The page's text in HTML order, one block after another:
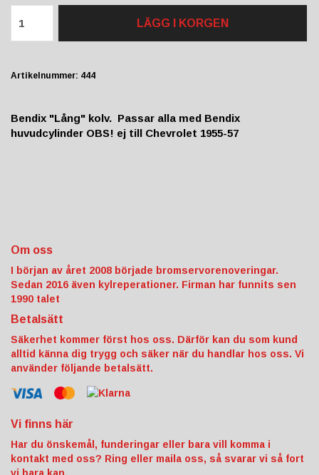
LÄGG I KORGEN
Artikelnummer: 444
Bendix "Lång" kolv. Passar alla med Bendix
huvudcylinder OBS! ej till Chevrolet 1955-57
Om oss
I början av året 2008 började bromservorenoveringar.
Sedan 2016 även kylreperationer. Firman har funnits sen
1990 talet
Betalsätt
Säkerhet kommer först hos oss. Därför kan du som kund
alltid känna dig trygg och säker när du handlar hos oss. Vi
använder följande betalsätt.
Vi finns här
Har du önskemål, funderingar eller bara vill komma i
kontakt med oss? Ring eller maila oss, så svarar vi så fort